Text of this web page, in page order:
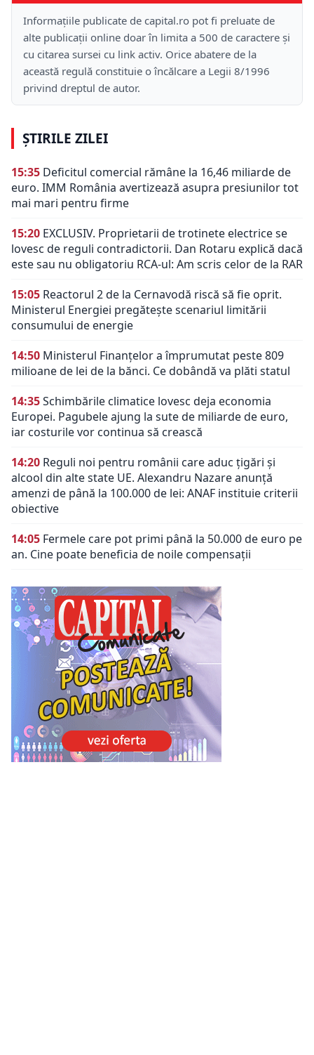
Informațiile publicate de capital.ro pot fi preluate de
alte publicații online doar în limita a 500 de caractere și
cu citarea sursei cu link activ. Orice abatere de la
această regulă constituie o încălcare a Legii 8/1996
privind dreptul de autor.
ȘTIRILE ZILEI
15:35 Deficitul comercial rămâne la 16,46 miliarde de
euro. IMM România avertizează asupra presiunilor tot
mai mari pentru firme
15:20 EXCLUSIV. Proprietarii de trotinete electrice se
lovesc de reguli contradictorii. Dan Rotaru explică dacă
este sau nu obligatoriu RCA-ul: Am scris celor de la RAR
15:05 Reactorul 2 de la Cernavodă riscă să fie oprit.
Ministerul Energiei pregătește scenariul limitării
consumului de energie
14:50 Ministerul Finanțelor a împrumutat peste 809
milioane de lei de la bănci. Ce dobândă va plăti statul
14:35Schimbările climatice lovesc deja economia
Europei. Pagubele ajung la sute de miliarde de euro,
iar costurile vor continua să crească
14:20 Reguli noi pentru românii care aduc țigări și
alcool din alte state UE. Alexandru Nazare anunță
amenzi de până la 100.000 de lei: ANAF instituie criterii
obiective
14:05 Fermele care pot primi până la 50.000 de euro pe
an. Cine poate beneficia de noile compensații